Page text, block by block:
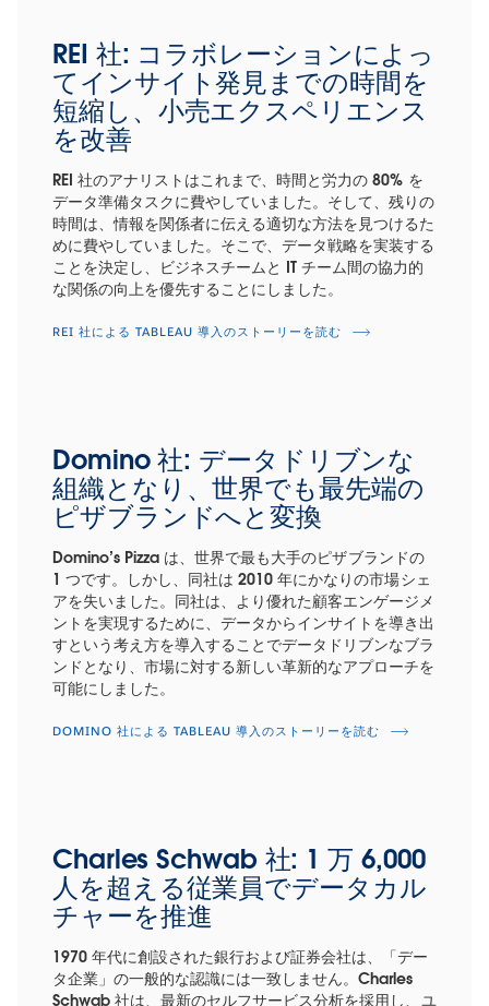
REI 社: コラボレーションによっ
てインサイト発見までの時間を
短縮し、小売エクスペリエンス
を改善
REI 社のアナリストはこれまで、時間と労力の 80% を
データ準備タスクに費やしていました。そして、残りの
時間は、情報を関係者に伝える適切な方法を見つけるた
めに費やしていました。そこで、データ戦略を実装する
ことを決定し、ビジネスチームと IT チーム間の協力的
な関係の向上を優先することにしました。
REI 社による TABLEAU 導入のストーリーを読む
Domino 社: データドリブンな
組織となり、世界でも最先端の
ピザブランドへと変換
Domino’s Pizza は、世界で最も大手のピザブランドの
1 つです。しかし、同社は 2010 年にかなりの市場シェ
アを失いました。同社は、より優れた顧客エンゲージメ
ントを実現するために、データからインサイトを導き出
すという考え方を導入することでデータドリブンなブラ
ンドとなり、市場に対する新しい革新的なアプローチを
可能にしました。
DOMINO 社による TABLEAU 導入のストーリーを読む
Charles Schwab 社: 1 万 6,000
人を超える従業員でデータカル
チャーを推進
1970 年代に創設された銀行および証券会社は、「デー
タ企業」の一般的な認識には一致しません。Charles
Schwab 社は、最新のセルフサービス分析を採用し、ユ